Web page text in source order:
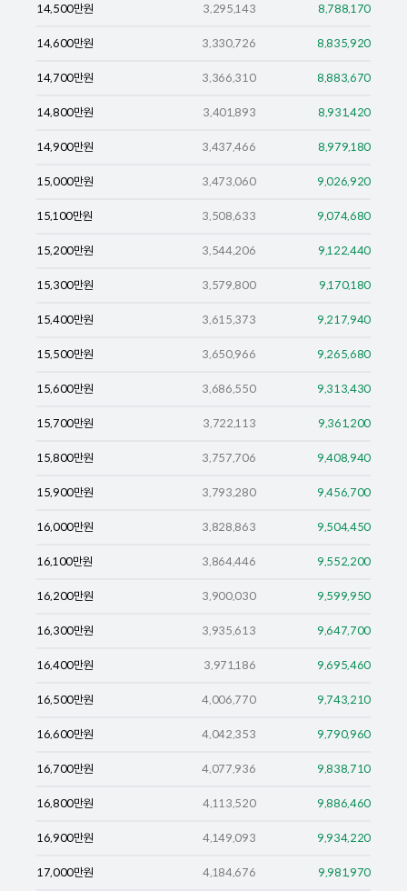
14,500만원 3,295,143 8,788,170
14,600만원 3,330,726 8,835,920
14,700만원 3,366,310 8,883,670
14,800만원 3,401,893 8,931,420
14,900만원 3,437,466 8,979,180
15,000만원 3,473,060 9,026,920
15,100만원 3,508,633 9,074,680
15,200만원 3,544,206 9,122,440
15,300만원 3,579,800 9,170,180
15,400만원 3,615,373 9,217,940
15,500만원 3,650,966 9,265,680
15,600만원 3,686,550 9,313,430
15,700만원 3,722,113 9,361,200
15,800만원 3,757,706 9,408,940
15,900만원 3,793,280 9,456,700
16,000만원 3,828,863 9,504,450
16,100만원 3,864,446 9,552,200
16,200만원 3,900,030 9,599,950
16,300만원 3,935,613 9,647,700
16,400만원 3,971,186 9,695,460
16,500만원 4,006,770 9,743,210
16,600만원 4,042,353 9,790,960
16,700만원 4,077,936 9,838,710
16,800만원 4,113,520 9,886,460
16,900만원 4,149,093 9,934,220
17,000만원 4,184,676 9,981,970